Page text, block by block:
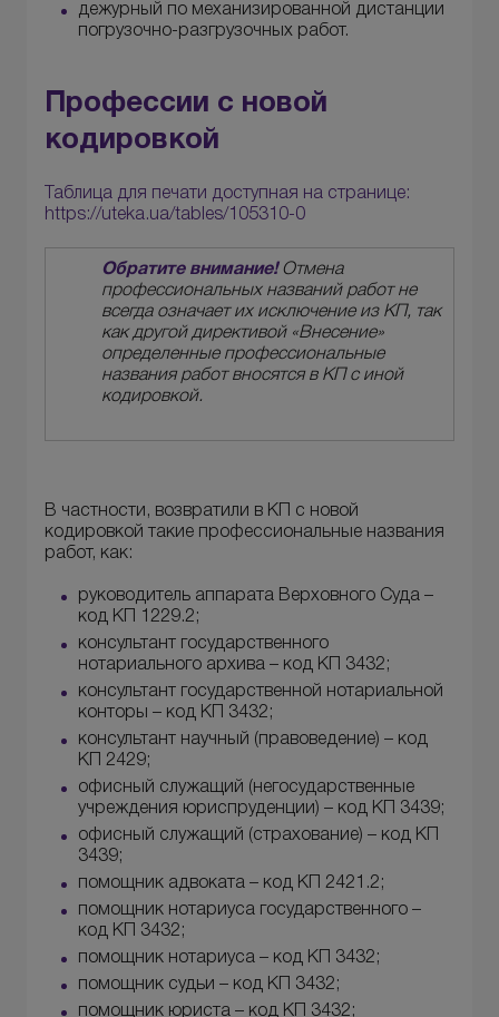
дежурный по механизированной дистанции
погрузочно-разгрузочных работ.
Профессии с новой
кодировкой
Таблица для печати доступная на странице:
https://uteka.ua/tables/105310-0
Обратите внимание!Отмена
профессиональных названий работ не
всегда означает их исключение из КП, так
как другой директивой «Внесение»
определенные профессиональные
названия работ вносятся в КП с иной
кодировкой.
В частности, возвратили в КП с новой
кодировкой такие профессиональные названия
работ, как:
руководитель аппарата Верховного Суда –
код КП 1229.2;
консультант государственного
нотариального архива – код КП 3432;
консультант государственной нотариальной
конторы – код КП 3432;
консультант научный (правоведение) – код
КП 2429;
офисный служащий (негосударственные
учреждения юриспруденции) – код КП 3439;
офисный служащий (страхование) – код КП
3439;
помощник адвоката – код КП 2421.2;
помощник нотариуса государственного –
код КП 3432;
помощник нотариуса – код КП 3432;
помощник судьи – код КП 3432;
помощник юриста – код КП 3432;